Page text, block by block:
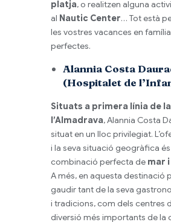
platja, o realitzen alguna
al Nautic Center… Tot està
les vostres vacances en
perfectes.
Alannia Costa
(Hospitalet de
Situats a primera línia de
l’Almadrava,Alannia Costa
situat en un lloc privilegiat.
i la seva situació geogràfica és
combinació perfecta de mar
A més, en aquesta destinació
gaudir tant de la seva
i tradicions, com dels centres
diversió més importants de la